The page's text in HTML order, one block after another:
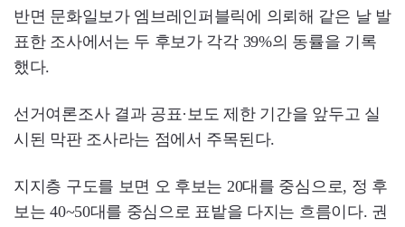
반면 문화일보가 엠브레인퍼블릭에 의뢰해 같은 날 발
표한 조사에서는 두 후보가 각각 39%의 동률을 기록
했다.
선거여론조사 결과 공표·보도 제한 기간을 앞두고 실
시된 막판 조사라는 점에서 주목된다.
지지층 구도를 보면 오 후보는 20대를 중심으로, 정 후
보는 40~50대를 중심으로 표밭을 다지는 흐름이다. 권